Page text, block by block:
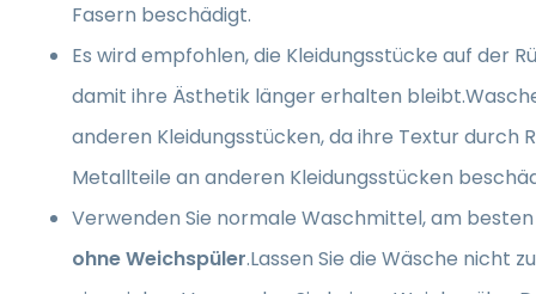
Fasern beschädigt.
Es wird empfohlen, die Kleidungsstücke auf der
damit ihre Ästhetik länger erhalten
anderen Kleidungsstücken, da ihre Textur durch
Metallteile an anderen Kleidungsstücken
Verwenden Sie normale Waschmittel, am
ohne Weichspüler.Lassen Sie die Wäsche nicht